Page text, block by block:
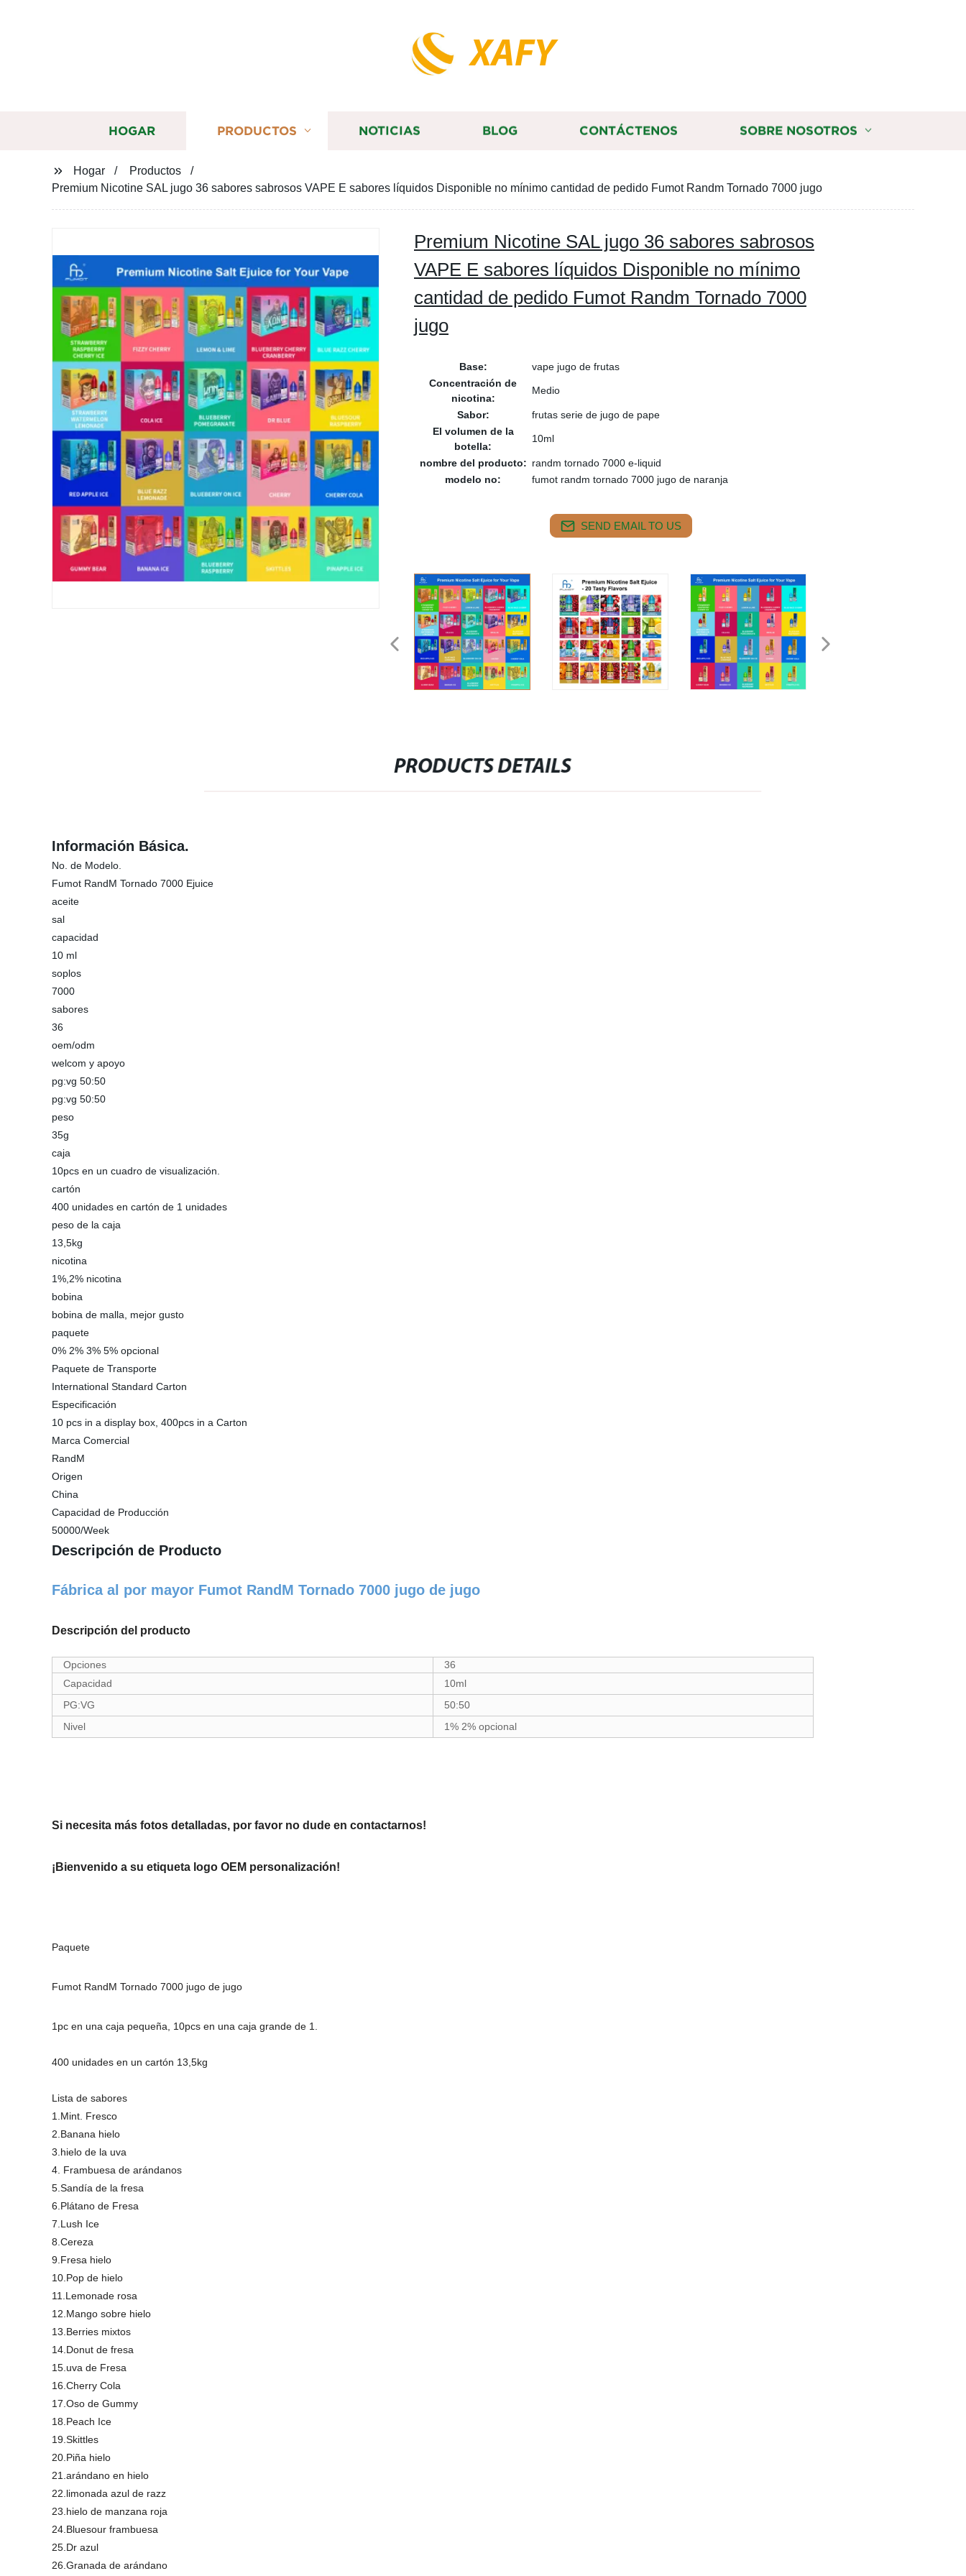
XAFY
HOGAR PRODUCTOS NOTICIAS BLOG CONTÁCTENOS SOBRE NOSOTROS
Hogar
Productos
Premium Nicotine SAL jugo 36 sabores sabrosos VAPE E sabores líquidos Disponible no mínimo cantidad de pedido Fumot Randm Tornado 7000 jugo
Premium Nicotine SAL jugo 36 sabores sabrosos
VAPE E sabores líquidos Disponible no mínimo
cantidad de pedido Fumot Randm Tornado 7000
jugo
Base:
vape jugo de frutas
Concentración de
nicotina:
Medio
Sabor:
frutas serie de jugo de pape
El volumen de la
botella:
10ml
nombre del producto: randm tornado 7000 e-liquid
modelo no:
fumot randm tornado 7000 jugo de naranja
SEND EMAIL TO US
PRODUCTS DETAILS
Información Básica.
No. de Modelo.
Fumot RandM Tornado 7000 Ejuice
aceite
sal
capacidad
10 ml
soplos
7000
sabores
36
oem/odm
welcom y apoyo
pg:vg 50:50
pg:vg 50:50
peso
35g
caja
10pcs en un cuadro de visualización.
cartón
400 unidades en cartón de 1 unidades
peso de la caja
13,5kg
nicotina
1%,2% nicotina
bobina
bobina de malla, mejor gusto
paquete
0% 2% 3% 5% opcional
Paquete de Transporte
International Standard Carton
Especificación
10 pcs in a display box, 400pcs in a Carton
Marca Comercial
RandM
Origen
China
Capacidad de Producción
50000/Week
Descripción de Producto
Fábrica al por mayor Fumot RandM Tornado 7000 jugo de jugo
Descripción del producto
Opciones
36
Capacidad
10ml
PG:VG
50:50
Nivel
1% 2% opcional
Si necesita más fotos detalladas, por favor no dude en contactarnos!
¡Bienvenido a su etiqueta logo OEM personalización!
Paquete
Fumot RandM Tornado 7000 jugo de jugo
1pc en una caja pequeña, 10pcs en una caja grande de 1.
400 unidades en un cartón 13,5kg
Lista de sabores
1.Mint. Fresco
2.Banana hielo
3.hielo de la uva
4. Frambuesa de arándanos
5.Sandía de la fresa
6.Plátano de Fresa
7.Lush Ice
8.Cereza
9.Fresa hielo
10.Pop de hielo
11.Lemonade rosa
12.Mango sobre hielo
13.Berries mixtos
14.Donut de fresa
15.uva de Fresa
16.Cherry Cola
17.Oso de Gummy
18.Peach Ice
19.Skittles
20.Piña hielo
21.arándano en hielo
22.limonada azul de razz
23.hielo de manzana roja
24.Bluesour frambuesa
25.Dr azul
26.Granada de arándano